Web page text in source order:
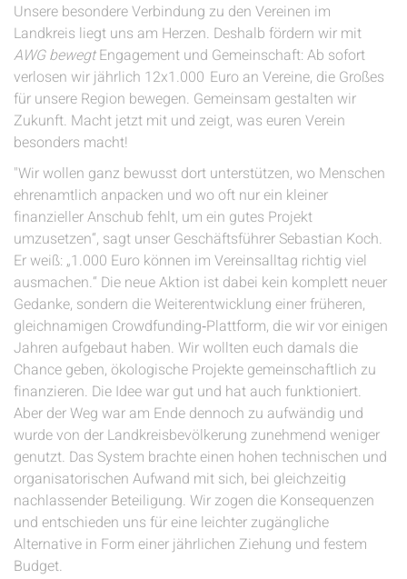
Unsere besondere Verbindung zu den Vereinen im
Landkreis liegt uns am Herzen. Deshalb fördern wir mit
AWG bewegtEngagement und Gemeinschaft: Ab sofort
verlosen wir jährlich 12x1.000 Euro an Vereine, die Großes
für unsere Region bewegen. Gemeinsam gestalten wir
Zukunft. Macht jetzt mit und zeigt, was euren Verein
besonders macht!
"Wir wollen ganz bewusst dort unterstützen, wo Menschen
ehrenamtlich anpacken und wo oft nur ein kleiner
finanzieller Anschub fehlt, um ein gutes Projekt
umzusetzen“, sagt unser Geschäftsführer Sebastian Koch.
Er weiß: „1.000 Euro können im Vereinsalltag richtig viel
ausmachen.“ Die neue Aktion ist dabei kein komplett neuer
Gedanke, sondern die Weiterentwicklung einer früheren,
gleichnamigen Crowdfunding‑Plattform, die wir vor einigen
Jahren aufgebaut haben. Wir wollten euch damals die
Chance geben, ökologische Projekte gemeinschaftlich zu
finanzieren. Die Idee war gut und hat auch funktioniert.
Aber der Weg war am Ende dennoch zu aufwändig und
wurde von der Landkreisbevölkerung zunehmend weniger
genutzt. Das System brachte einen hohen technischen und
organisatorischen Aufwand mit sich, bei gleichzeitig
nachlassender Beteiligung. Wir zogen die Konsequenzen
und entschieden uns für eine leichter zugängliche
Alternative in Form einer jährlichen Ziehung und festem
Budget.